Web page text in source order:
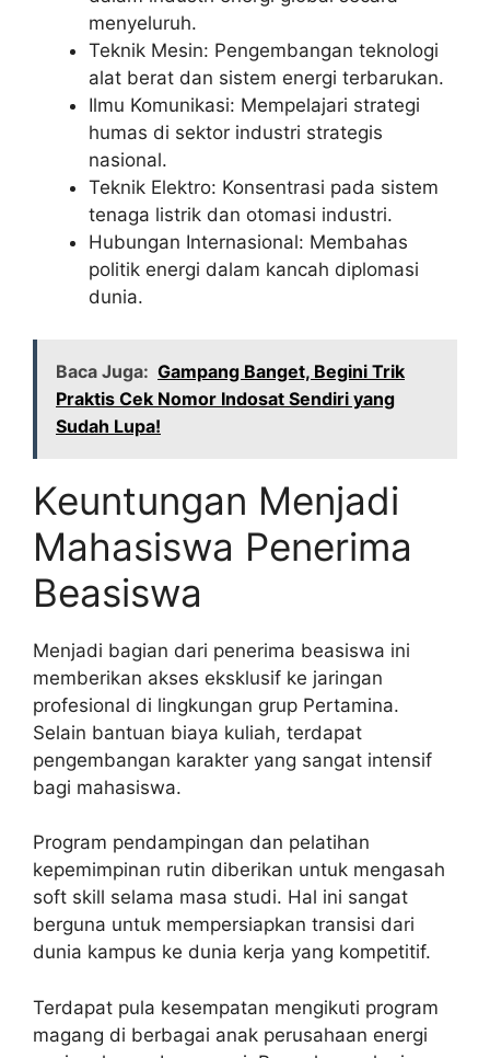
menyeluruh.
Teknik Mesin: Pengembangan teknologi
alat berat dan sistem energi terbarukan.
Ilmu Komunikasi: Mempelajari strategi
humas di sektor industri strategis
nasional.
Teknik Elektro: Konsentrasi pada sistem
tenaga listrik dan otomasi industri.
Hubungan Internasional: Membahas
politik energi dalam kancah diplomasi
dunia.
Baca Juga: Gampang Banget, Begini Trik
Praktis Cek Nomor Indosat Sendiri yang
Sudah Lupa!
Keuntungan Menjadi
Mahasiswa Penerima
Beasiswa
Menjadi bagian dari penerima beasiswa ini
memberikan akses eksklusif ke jaringan
profesional di lingkungan grup Pertamina.
Selain bantuan biaya kuliah, terdapat
pengembangan karakter yang sangat intensif
bagi mahasiswa.
Program pendampingan dan pelatihan
kepemimpinan rutin diberikan untuk mengasah
soft skill selama masa studi. Hal ini sangat
berguna untuk mempersiapkan transisi dari
dunia kampus ke dunia kerja yang kompetitif.
Terdapat pula kesempatan mengikuti program
magang di berbagai anak perusahaan energi